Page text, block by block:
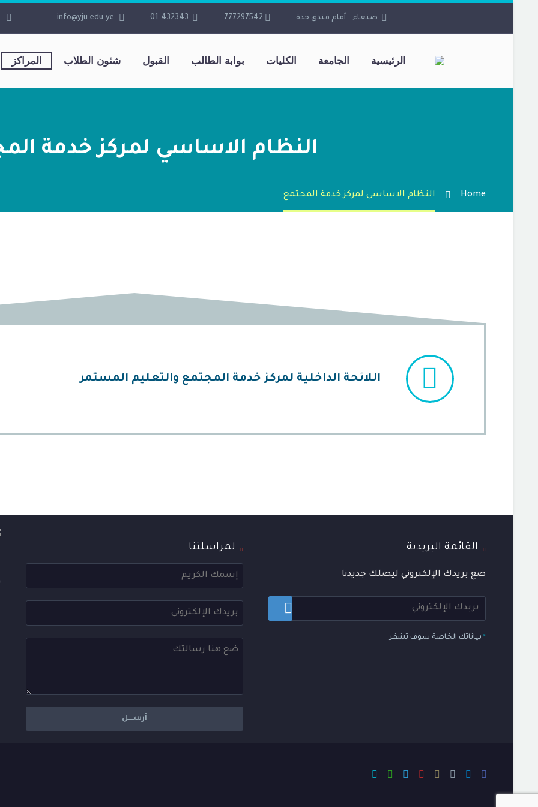
صنعاء - أمام فندق حدة 777297542
-info@yju.edu.ye
الرئيسية الجامعة الكليات بوابة الطالب القبول شئون الطلاب المراكز
النظام الاساسي لمركز خدمة
Home النظام الاساسي لمركز خدمة المجتمع

 اللائحة الداخلية لمركز خدمة المجتمع والتعليم المستمر
القائمة البريدية
ضع بريدك الإلكتروني ليصلك جديدنا
* بياناتك الخاصة سوف تشفر
لمراسلتنا